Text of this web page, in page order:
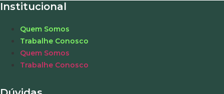
Institucional
Quem Somos
Trabalhe Conosco
Quem Somos
Trabalhe Conosco